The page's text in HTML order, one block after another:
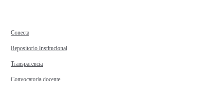
Conecta
Repositorio Institucional
Transparencia
Convocatoria docente